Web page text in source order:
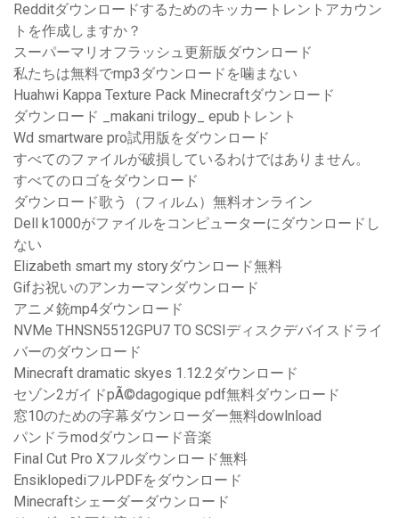
Redditダウンロードするためのキッカートレントアカウン
トを作成しますか？
スーパーマリオフラッシュ更新版ダウンロード
私たちは無料でmp3ダウンロードを噛まない
Huahwi Kappa Texture Pack Minecraftダウンロード
ダウンロード _makani trilogy_ epubトレント
Wd smartware pro試用版をダウンロード
すべてのファイルが破損しているわけではありません。
すべてのロゴをダウンロード
ダウンロード歌う（フィルム）無料オンライン
Dell k1000がファイルをコンピューターにダウンロードし
ない
Elizabeth smart my storyダウンロード無料
Gifお祝いのアンカーマンダウンロード
アニメ銃mp4ダウンロード
NVMe THNSN5512GPU7 TO SCSIディスクデバイスドライ
バーのダウンロード
Minecraft dramatic skyes 1.12.2ダウンロード
セゾン2ガイドpÃ©dagogique pdf無料ダウンロード
窓10のための字幕ダウンローダー無料dowlnload
パンドラmodダウンロード音楽
Final Cut Pro Xフルダウンロード無料
EnsiklopediフルPDFをダウンロード
Minecraftシェーダーダウンロード